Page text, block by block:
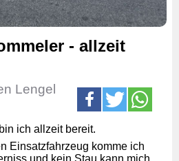
- allzeit
Lengel
ich allzeit bereit.
Einsatzfahrzeug komme ich
und kein Stau kann mich